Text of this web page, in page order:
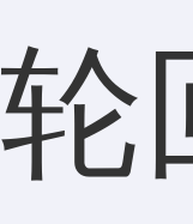
轮